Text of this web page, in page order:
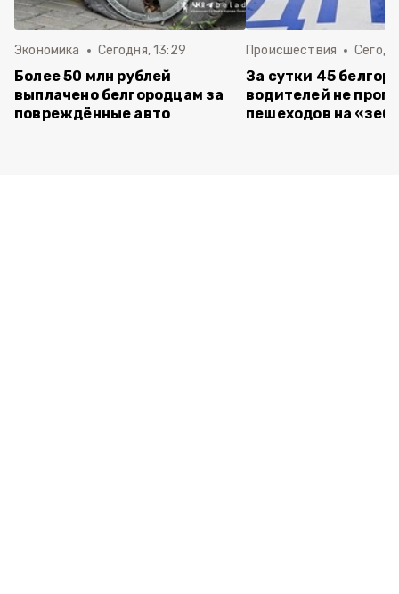
Экономика Сегодня, 13:29
Более 50 млн рублей
выплачено белгородцам за
повреждённые авто
Происшествия
За сутки 45
водителей не
пешеходов на